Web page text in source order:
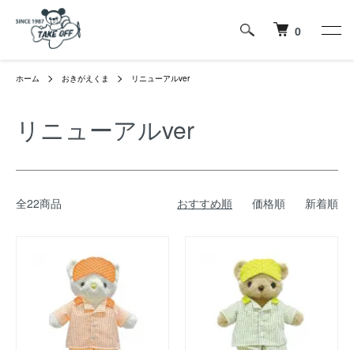
0
ホーム おきがえくま リニューアルver
リニューアルver
全22商品 おすすめ順 価格順 新着順